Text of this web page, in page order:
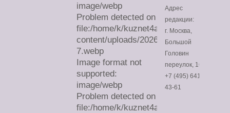
image/webp
Problem detected on
file:/home/k/kuznet4a/
content/uploads/2026/07/sa-
7.webp
Image format not
supported:
image/webp
Problem detected on
file:/home/k/kuznet4a/
Адрес
редакции:
г. Москва,
Большой
Головин
переулок, 16
+7 (495) 641-
43-61